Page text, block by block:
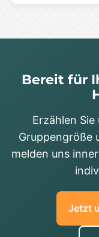
Bereit für
Erzählen
Gruppengröße
melden uns
Jetzt